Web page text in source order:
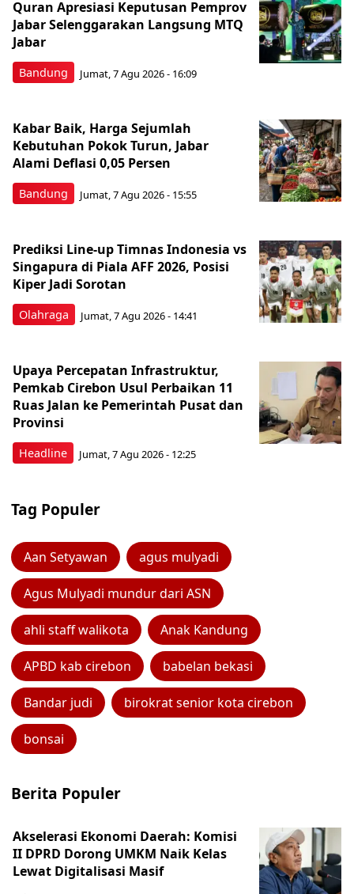
Bandung
Quran Apresiasi Keputusan Pemprov
Jabar Selenggarakan Langsung MTQ
Jabar
Jumat, 7 Agu 2026 - 16:09
Bandung
Kabar Baik, Harga Sejumlah
Kebutuhan Pokok Turun, Jabar
Alami Deflasi 0,05 Persen
Jumat, 7 Agu 2026 - 15:55
Olahraga
Prediksi Line-up Timnas Indonesia vs
Singapura di Piala AFF 2026, Posisi
Kiper Jadi Sorotan
Jumat, 7 Agu 2026 - 14:41
Headline
Upaya Percepatan Infrastruktur,
Pemkab Cirebon Usul Perbaikan 11
Ruas Jalan ke Pemerintah Pusat dan
Provinsi
Jumat, 7 Agu 2026 - 12:25
Tag Populer
Aan Setyawan agus mulyadi
Agus Mulyadi mundur dari ASN
ahli staff walikota Anak Kandung
APBD kab cirebon babelan bekasi
Bandar judi birokrat senior kota cirebon
bonsai
Berita Populer
Akselerasi Ekonomi Daerah: Komisi
II DPRD Dorong UMKM Naik Kelas
Lewat Digitalisasi Masif